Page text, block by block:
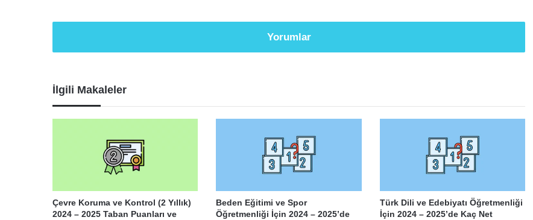
Yorumlar
İlgili Makaleler
Çevre Koruma ve Kontrol (2 Yıllık)
2024 – 2025 Taban Puanları ve
Beden Eğitimi ve Spor
Öğretmenliği İçin 2024 – 2025’de
Türk Dili ve Edebiyatı Öğretmenliği
İçin 2024 – 2025’de Kaç Net